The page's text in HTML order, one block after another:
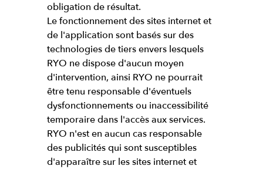
obligation de résultat.
Le fonctionnement des sites internet et
de l'application sont basés sur des
technologies de tiers envers lesquels
RYO ne dispose d'aucun moyen
d'intervention, ainsi RYO ne pourrait
être tenu responsable d'éventuels
dysfonctionnements ou inaccessibilité
temporaire dans l'accès aux services.
RYO n'est en aucun cas responsable
des publicités qui sont susceptibles
d'apparaître sur les sites internet et